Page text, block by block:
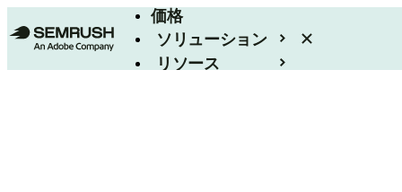
価格
ソリューション
リソース